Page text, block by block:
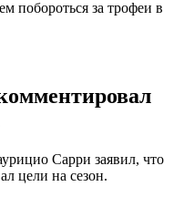
Сарри заявил, что
цели на сезон.